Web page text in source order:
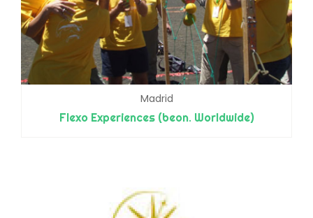
Madrid
Flexo Experiences (beon. Worldwide)